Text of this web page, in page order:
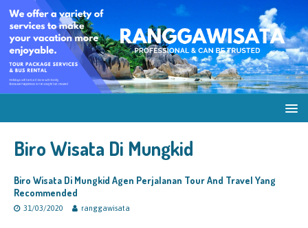
Biro Wisata Di Mungkid
Biro Wisata Di Mungkid Agen Perjalanan Tour And Travel Yang
Recommended
31/03/2020 ranggawisata